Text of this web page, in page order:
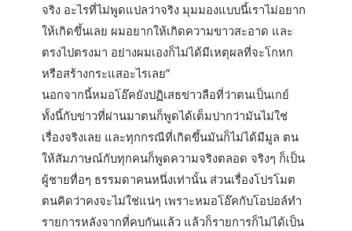
จริง อะไรที่ไม่พูดแปลว่าจริง มุมมองแบบนี้เราไม่อยาก
ให้เกิดขึ้นเลย ผมอยากให้เกิดความขาวสะอาด และ
ตรงไปตรงมา อย่างผมเองก็ไม่ได้มีเหตุผลที่จะโกหก
หรือสร้างกระแสอะไรเลย”
นอกจากนี้หมอโอ๊คยังปฏิเสธข่าวลือที่ว่าตนเป็นเกย์
ทั้งนี้กับข่าวที่ผ่านมาตนก็พูดได้เต็มปากว่ามันไม่ใช่
เรื่องจริงเลย และทุกกรณีที่เกิดขึ้นมันก็ไม่ได้มีมูล ตน
ให้สัมภาษณ์กับทุกคนก็พูดความจริงตลอด จริงๆ ก็เป็น
ผู้ชายทื่อๆ ธรรมดาคนหนึ่งเท่านั้น ส่วนเรื่องโปรโมต
ตนคิดว่าคงจะไม่ใช่แน่ๆ เพราะหมอโอ๊คกับโอปอล์ทำ
รายการหลังจากที่คบกันแล้ว แล้วก็รายการก็ไม่ได้เป็น